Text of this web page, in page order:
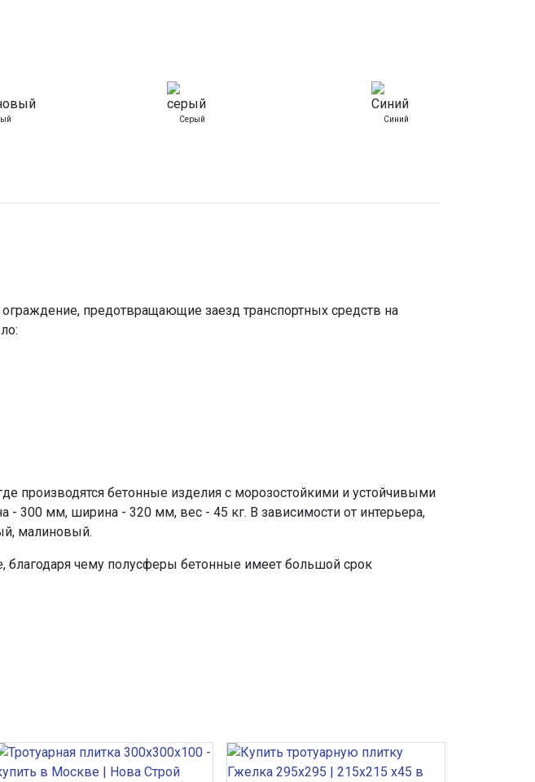
Серый Синий
предотвращающие заезд транспортных средств на
производятся бетонные изделия с морозостойкими и устойчивыми
300 мм, ширина - 320 мм, вес - 45 кг. В зависимости от интерьера,
малиновый.
благодаря чему полусферы бетонные имеет большой срок